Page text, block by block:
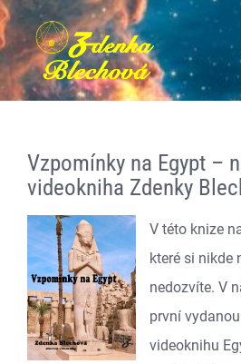
Přeskočit
na
obsah
spisovatelka, terapeutka
Ceník a nabízené služby
Akce a semináře
Se Zdenkou do Mexika
Vzpomínky na Egypt –
videokniha Zdenky
V této knize
které si nikde
nedozvíte. V
první
videoknihu